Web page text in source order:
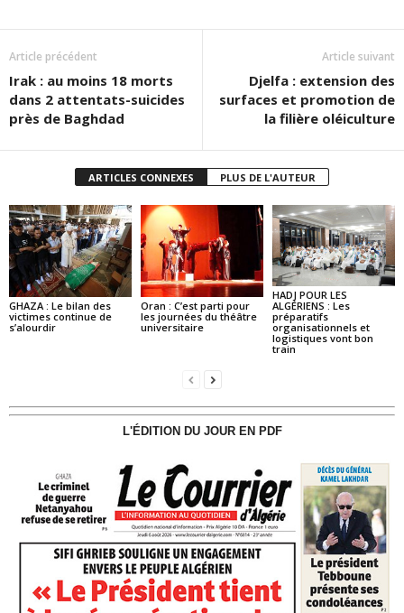
Article précédent
Irak : au moins 18 morts
dans 2 attentats-suicides
près de Baghdad
Article suivant
Djelfa : extension des
surfaces et promotion de
la filière oléiculture
ARTICLES CONNEXES PLUS DE L'AUTEUR
GHAZA : Le bilan des
victimes continue de
s’alourdir
Oran : C’est parti pour
les journées du théâtre
universitaire
HADJ POUR LES
ALGÉRIENS : Les
préparatifs
organisationnels et
logistiques vont bon
train
L'ÉDITION DU JOUR EN PDF